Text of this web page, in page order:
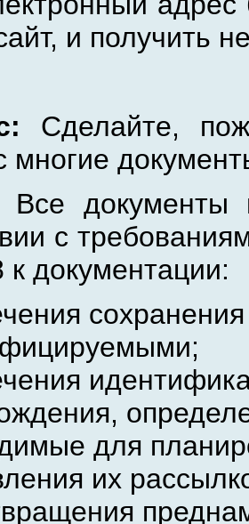
и получить
Сделайте,
многие
Все документы
с
к документации:
для
их